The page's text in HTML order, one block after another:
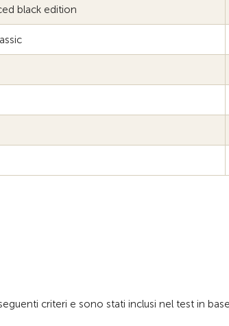
black edition
criteri e sono stati inclusi nel test in